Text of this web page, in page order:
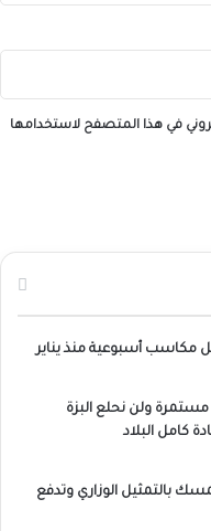
في هذا المتصفح لاستخدامها
مكاسب أسبوعية منذ يناير
مستمرة ولن نحلع البزة
كامل البلاد
بالتمثيل الوزاري وتدفع